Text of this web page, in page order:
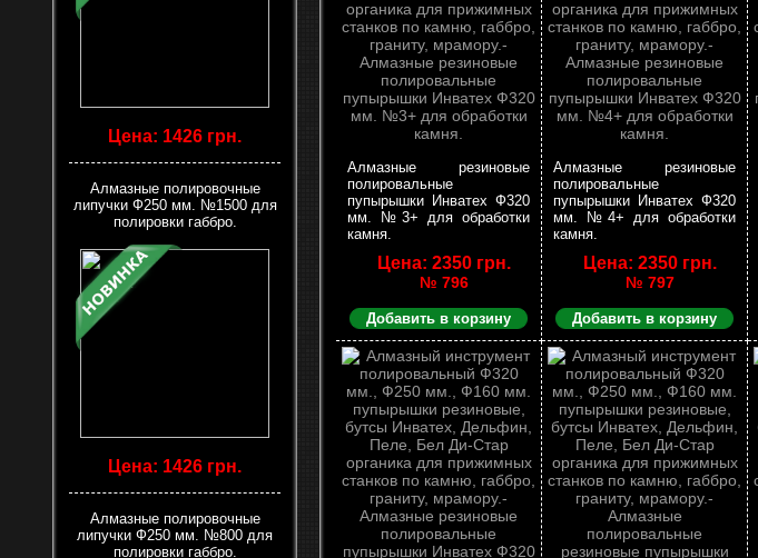
Цена: 1426 грн.
Алмазные полировочные
липучки Ф250 мм. №1500 для
полировки габбро.
Цена: 1426 грн.
Алмазные полировочные
липучки Ф250 мм. №800 для
полировки габбро.
Алмазные резиновые
полировальные
пупырышки Инватех Ф320
мм. №3+ для обработки
камня.
Цена: 2350 грн.
№ 796
Добавить в корзину
Алмазные резиновые
полировальные
пупырышки Инватех Ф320
мм. №4+ для обработки
камня.
Цена: 2350 грн.
№ 797
Добавить в корзину